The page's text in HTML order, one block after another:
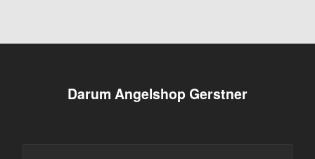
Darum Angelshop Gerstner